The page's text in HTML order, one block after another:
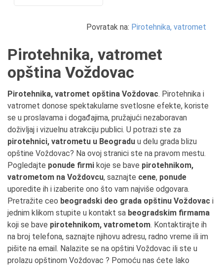
Povratak na: Pirotehnika, vatromet
Pirotehnika, vatromet
opština Voždovac
Pirotehnika, vatromet opština Voždovac. Pirotehnika i
vatromet donose spektakularne svetlosne efekte, koriste
se u proslavama i događajima, pružajući nezaboravan
doživljaj i vizuelnu atrakciju publici. U potrazi ste za
pirotehnici, vatrometu u Beogradu u delu grada blizu
opštine Voždovac? Na ovoj stranici ste na pravom mestu.
Pogledajte ponude firmi koje se bave pirotehnikom,
vatrometom na Voždovcu, saznajte cene, ponude
uporedite ih i izaberite ono što vam najviše odgovara.
Pretražite ceo beogradski deo grada opštinu Voždovac i
jednim klikom stupite u kontakt sa beogradskim firmama
koji se bave pirotehnikom, vatrometom. Kontaktirajte ih
na broj telefona, saznajte njihovu adresu, radno vreme ili im
pišite na email. Nalazite se na opštini Voždovac ili ste u
prolazu opštinom Voždovac ? Pomoću nas ćete lako